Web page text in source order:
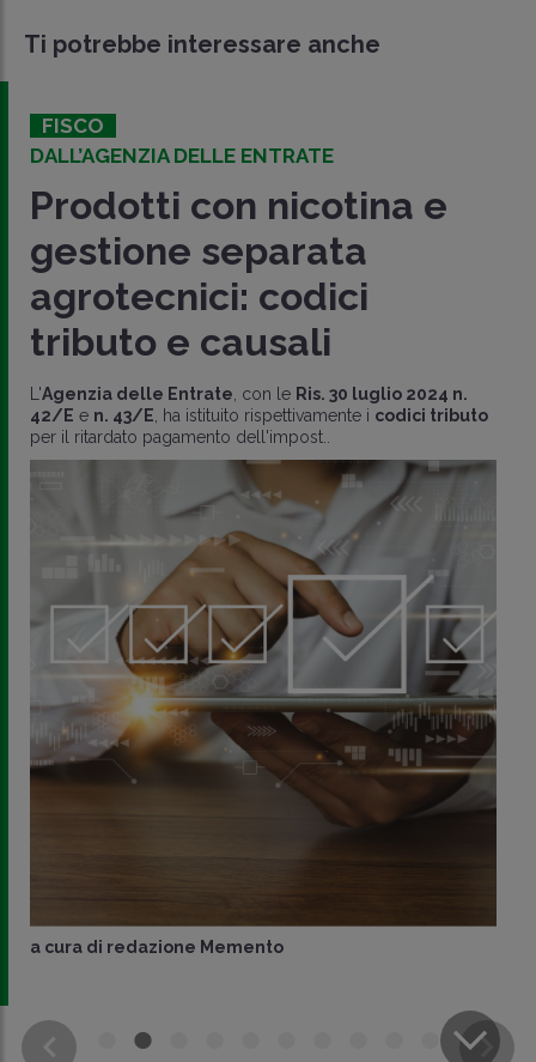
CONDIVIDI
Ti potrebbe interessare anche
FISCO
DALL’AGENZIA DELLE ENTRATE
Prodotti con nicotina e
gestione separata
agrotecnici: codici
tributo e causali
L'Agenzia delle Entrate , con le Ris. 30 luglio 2024 n.
42/E e n. 43/E , ha istituito rispettivamente i codici tributo
per il ritardato pagamento dell'impost..
a cura di redazione Memento